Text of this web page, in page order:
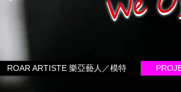
ROAR ARTISTE 樂亞藝人／模特